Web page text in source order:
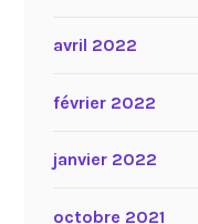
avril 2022
février 2022
janvier 2022
octobre 2021